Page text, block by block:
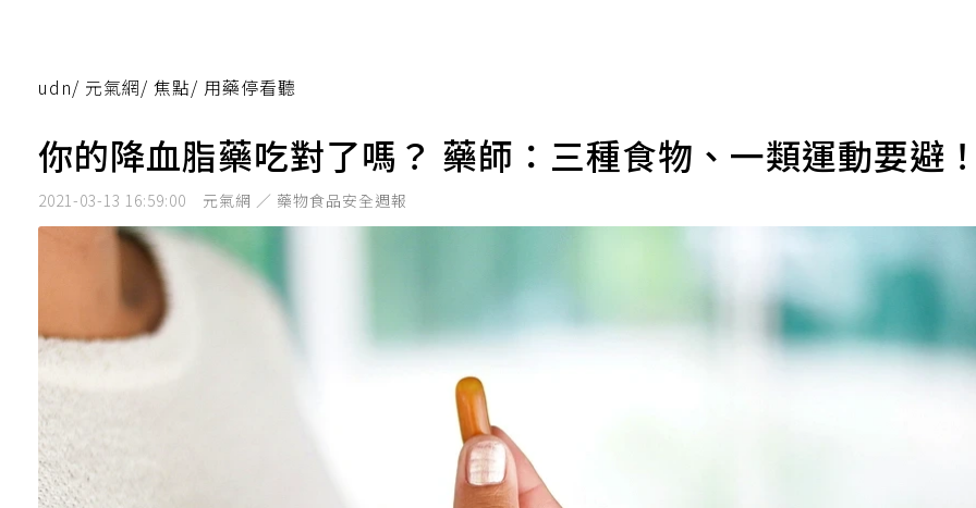
udn/ 元氣網/ 焦點/ 用藥停看聽
你的降血脂藥吃對了嗎？ 藥師：三種食物、一類運動要避
2021-03-13 16:59:00 元氣網 ／ 藥物食品安全週報